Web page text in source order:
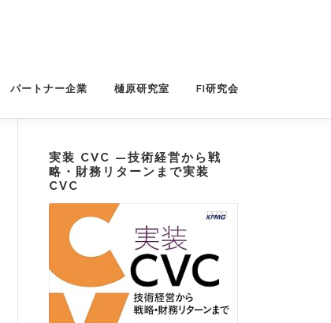
パートナー企業 樋原研究室 FI研究会
実装 CVC —技術経営から戦
略・財務リターンまで実装
CVC